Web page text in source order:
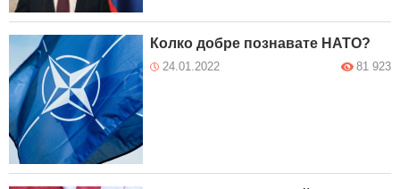
Колко добре познавате НАТО?
24.01.2022 81 923